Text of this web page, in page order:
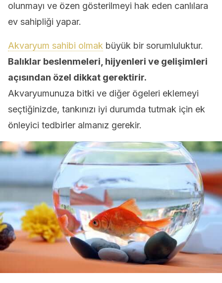
olunmayı ve özen gösterilmeyi hak eden canlılara
ev sahipliği yapar.
Akvaryum sahibi olmak büyük bir sorumluluktur.
Balıklar beslenmeleri, hijyenleri ve gelişimleri
açısından özel dikkat gerektirir.
Akvaryumunuza bitki ve diğer ögeleri eklemeyi
seçtiğinizde, tankınızı iyi durumda tutmak için ek
önleyici tedbirler almanız gerekir.